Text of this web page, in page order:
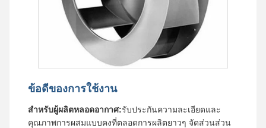
ข้อดีของการใช้งาน
สําหรับผู้ผลิตหลอดอากาศ:รับประกันความละเอียดและ
คุณภาพการผสมแบบคงที่ตลอดการผลิตยาวๆ จัดส่วนส่วน